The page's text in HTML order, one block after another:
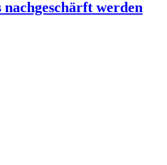
nachgeschärft werden